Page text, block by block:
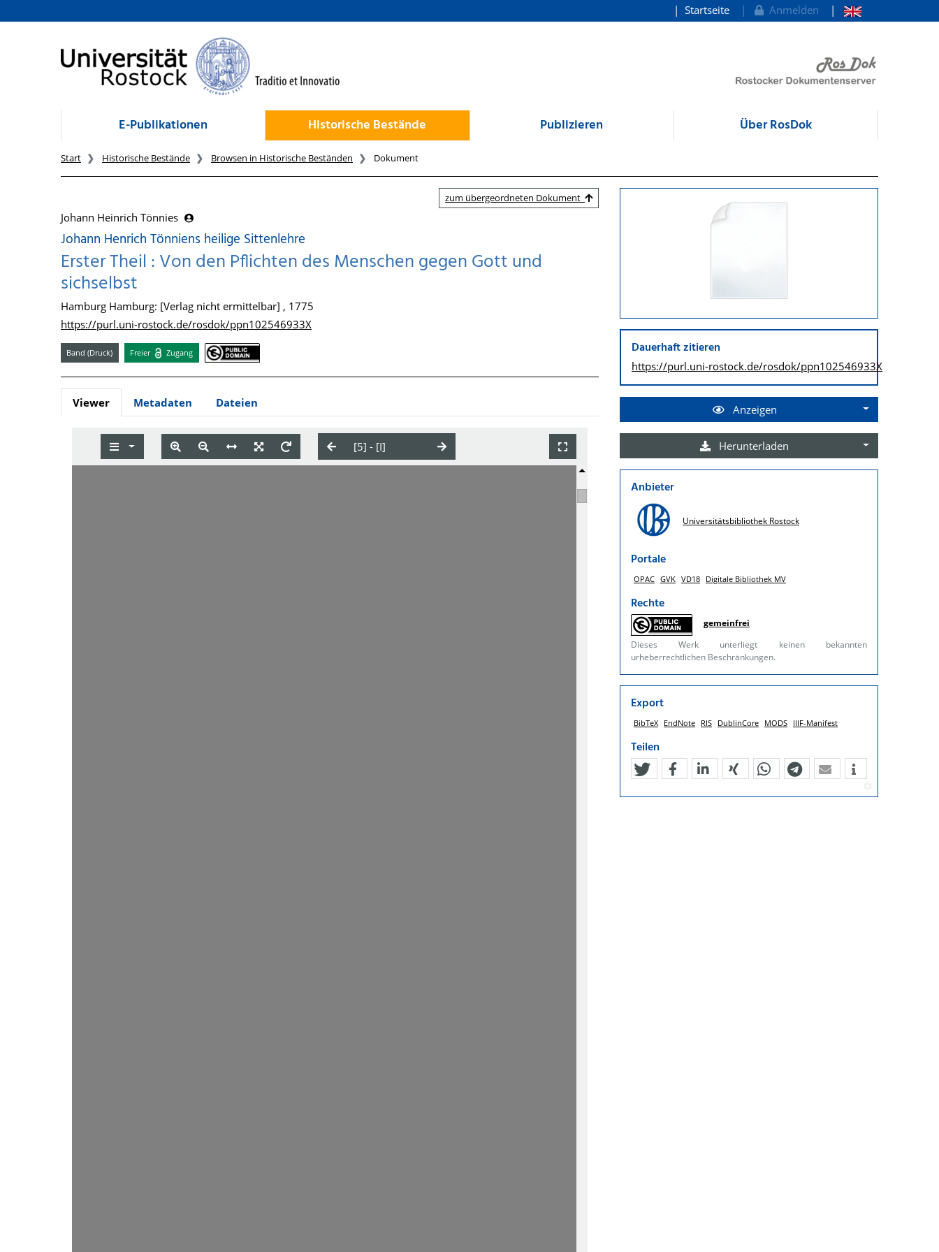
zum Inhalt
Startseite Anmelden
E-Publikationen Historische Bestände Publizieren Über RosDok
Start Historische Bestände Browsen in Historische Beständen Dokument
zum übergeordneten Dokument
Johann Heinrich Tönnies
Johann Henrich Tönniens heilige Sittenlehre
Erster Theil : Von den Pflichten des Menschen gegen Gott und
sichselbst
Hamburg Hamburg: [Verlag nicht ermittelbar] , 1775
https://purl.uni-rostock.de/rosdok/ppn102546933X
Band (Druck) Freier Zugang
Viewer Metadaten Dateien
Dauerhaft zitieren
https://purl.uni-rostock.de/rosdok/ppn102546933X
Anzeigen
Herunterladen
Anbieter
Universitätsbibliothek Rostock
Portale
OPAC GVK VD18 Digitale Bibliothek MV
Rechte
gemeinfrei
Dieses Werk unterliegt keinen bekannten
urheberrechtlichen Beschränkungen.
Export
BibTeX EndNote RIS DublinCore MODS IIIF-Manifest
Teilen